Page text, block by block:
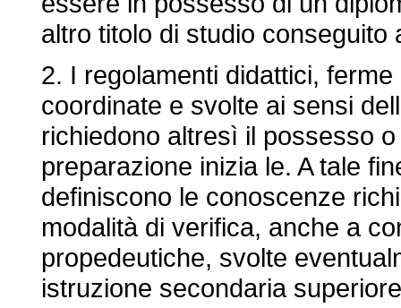
altro titolo di studio
2. I regolamenti didattici,
coordinate e svolte ai sensi
richiedono altresì il possesso
preparazione inizia le. A tale
definiscono le conoscenze
modalità di verifica, anche a
propedeutiche, svolte
istruzione secondaria